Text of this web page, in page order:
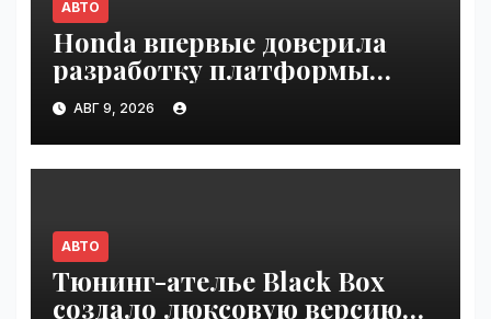
АВТО
Honda впервые доверила
разработку платформы
индийской компании Tata
Technologies | VseTime.ru
АВГ 9, 2026
АВТО
Тюнинг-ателье Black Box
создало люксовую версию